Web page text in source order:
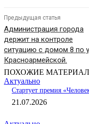
Предыдущая статья
Администрация города
держит на контроле
ситуацию с домом 8 по
Красноармейской.
ПОХОЖИЕ
Актуально
Стартует премия
21.07.2026